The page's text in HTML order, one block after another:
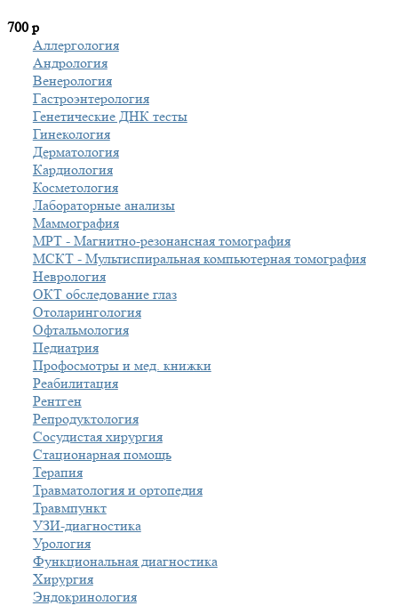
700 р
Аллергология
Андрология
Венерология
Гастроэнтерология
Генетические ДНК тесты
Гинекология
Дерматология
Кардиология
Косметология
Лабораторные анализы
Маммография
МРТ - Магнитно-резонансная томография
МСКТ - Мультиспиральная компьютерная томография
Неврология
ОКТ обследование глаз
Отоларингология
Офтальмология
Педиатрия
Профосмотры и мед. книжки
Реабилитация
Рентген
Репродуктология
Сосудистая хирургия
Стационарная помощь
Терапия
Травматология и ортопедия
Травмпункт
УЗИ-диагностика
Урология
Функциональная диагностика
Хирургия
Эндокринология